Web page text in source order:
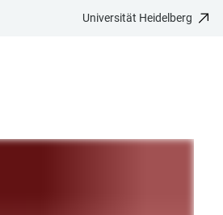
Universität Heidelberg